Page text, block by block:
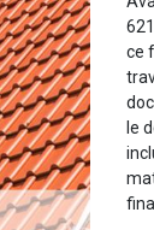
ce
le